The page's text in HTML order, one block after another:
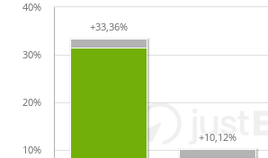
+33,36%
+33,36%
+10,12%
+10,12%
10%
20%
30%
40%